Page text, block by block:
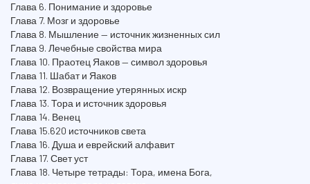
Глава 6. Понимание и здоровье
Глава 7. Мозг и здоровье
Глава 8. Мышление — источник жизненных сил
Глава 9. Лечебные свойства мира
Глава 10. Праотец Яаков — символ здоровья
Глава 11. Шабат и Яаков
Глава 12. Возвращение утерянных искр
Глава 13. Тора и источник здоровья
Глава 14. Венец
Глава 15.620 источников света
Глава 16. Душа и еврейский алфавит
Глава 17. Свет уст
Глава 18. Четыре тетрады: Тора, имена Бога,